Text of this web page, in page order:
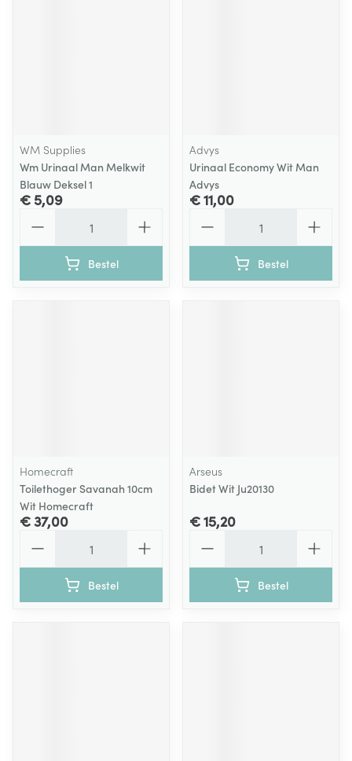
WM Supplies
Wm Urinaal Man Melkwit
Blauw Deksel 1
€ 5,09
Bestel
Advys
Urinaal Economy Wit Man
Advys
€ 11,00
Bestel
Homecraft
Toilethoger Savanah 10cm
Wit Homecraft
€ 37,00
Bestel
Arseus
Bidet Wit Ju20130
€ 15,20
Bestel